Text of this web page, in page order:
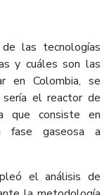
las tecnologías
y cuáles son las
en Colombia, se
el reactor de
que consiste en
fase gaseosa a
el análisis de